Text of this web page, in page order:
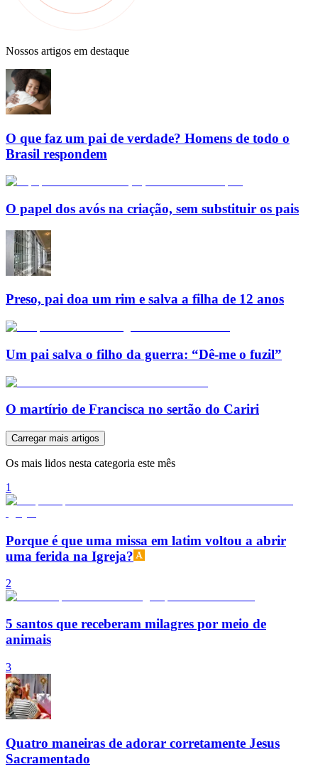
Nossos artigos em destaque
O que faz um pai de verdade? Homens de todo o
Brasil respondem
O papel dos avós na criação, sem substituir os pais
Preso, pai doa um rim e salva a filha de 12 anos
Um pai salva o filho da guerra: “Dê-me o fuzil”
O martírio de Francisca no sertão do Cariri
Carregar mais artigos
Os mais lidos nesta categoria este mês
1
Porque é que uma missa em latim voltou a abrir
uma ferida na Igreja?
2
5 santos que receberam milagres por meio de
animais
3
Quatro maneiras de adorar corretamente Jesus
Sacramentado